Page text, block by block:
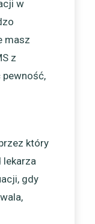
w
masz
z
pewność,
który
lekarza
gdy